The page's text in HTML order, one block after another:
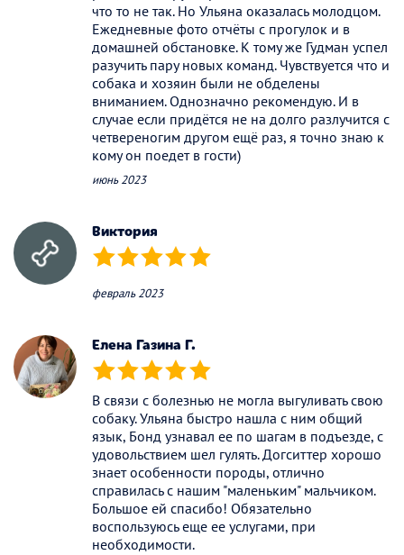
что то не так. Но Ульяна оказалась молодцом.
Ежедневные фото отчёты с прогулок и в
домашней обстановке. К тому же Гудман успел
разучить пару новых команд. Чувствуется что и
собака и хозяин были не обделены
вниманием. Однозначно рекомендую. И в
случае если придётся не на долго разлучится с
четвереногим другом ещё раз, я точно знаю к
кому он поедет в гости)
июнь 2023
Виктория
(*) (*) (*) (*) (*)
февраль 2023
Елена Газина Г.
(*) (*) (*) (*) (*)
В связи с болезнью не могла выгуливать свою
собаку. Ульяна быстро нашла с ним общий
язык, Бонд узнавал ее по шагам в подъезде, с
удовольствием шел гулять. Догситтер хорошо
знает особенности породы, отлично
справилась с нашим "маленьким" мальчиком.
Большое ей спасибо! Обязательно
воспользуюсь еще ее услугами, при
необходимости.